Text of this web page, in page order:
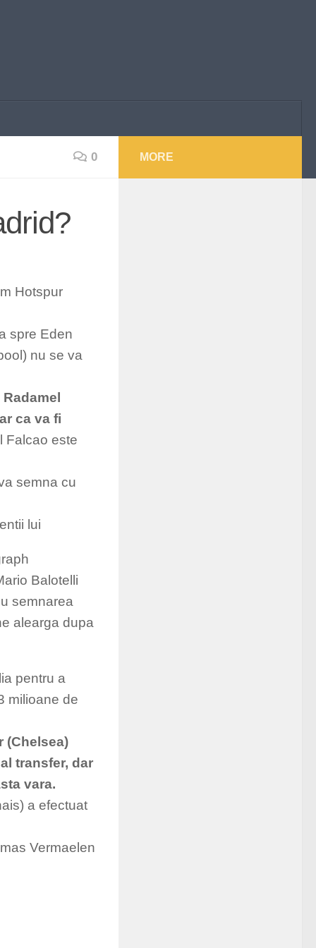
0
Hotspur
spre Eden
nu se va
ca va fi
Falcao este
semna cu
lui
Balotelli
semnarea
alearga dupa
pentru a
milioane de
(Chelsea)
transfer, dar
vara.
a efectuat
Vermaelen
MORE